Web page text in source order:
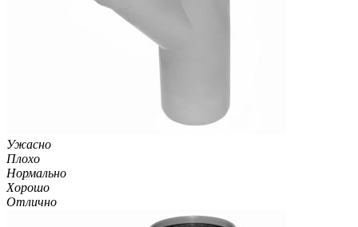
Ужасно
Плохо
Нормально
Хорошо
Отлично